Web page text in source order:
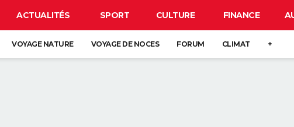
ACTUALITÉS SPORT CULTURE FINANCE
VOYAGE NATURE VOYAGE DE NOCES FORUM CLIMAT +